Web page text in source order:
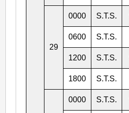
29
0000 S.T.S.
0600 S.T.S.
1200 S.T.S.
1800 S.T.S.
0000 S.T.S.